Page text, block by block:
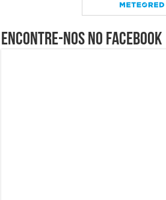
Encontre-nos no Facebook